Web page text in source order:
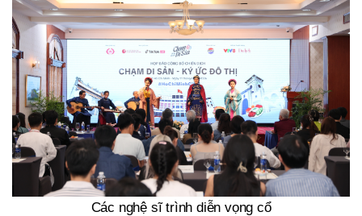
Các nghệ sĩ trình diễn vọng cổ